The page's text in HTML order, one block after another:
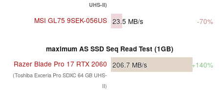
UHS-II)
MSI GL75 9SEK-056US 23.5 MB/s -70%
maximum AS SSD Seq Read Test (1GB)
Razer Blade Pro 17 RTX 2060
(Toshiba Exceria Pro SDXC 64 GB UHS-
II)
206.7 MB/s +140%